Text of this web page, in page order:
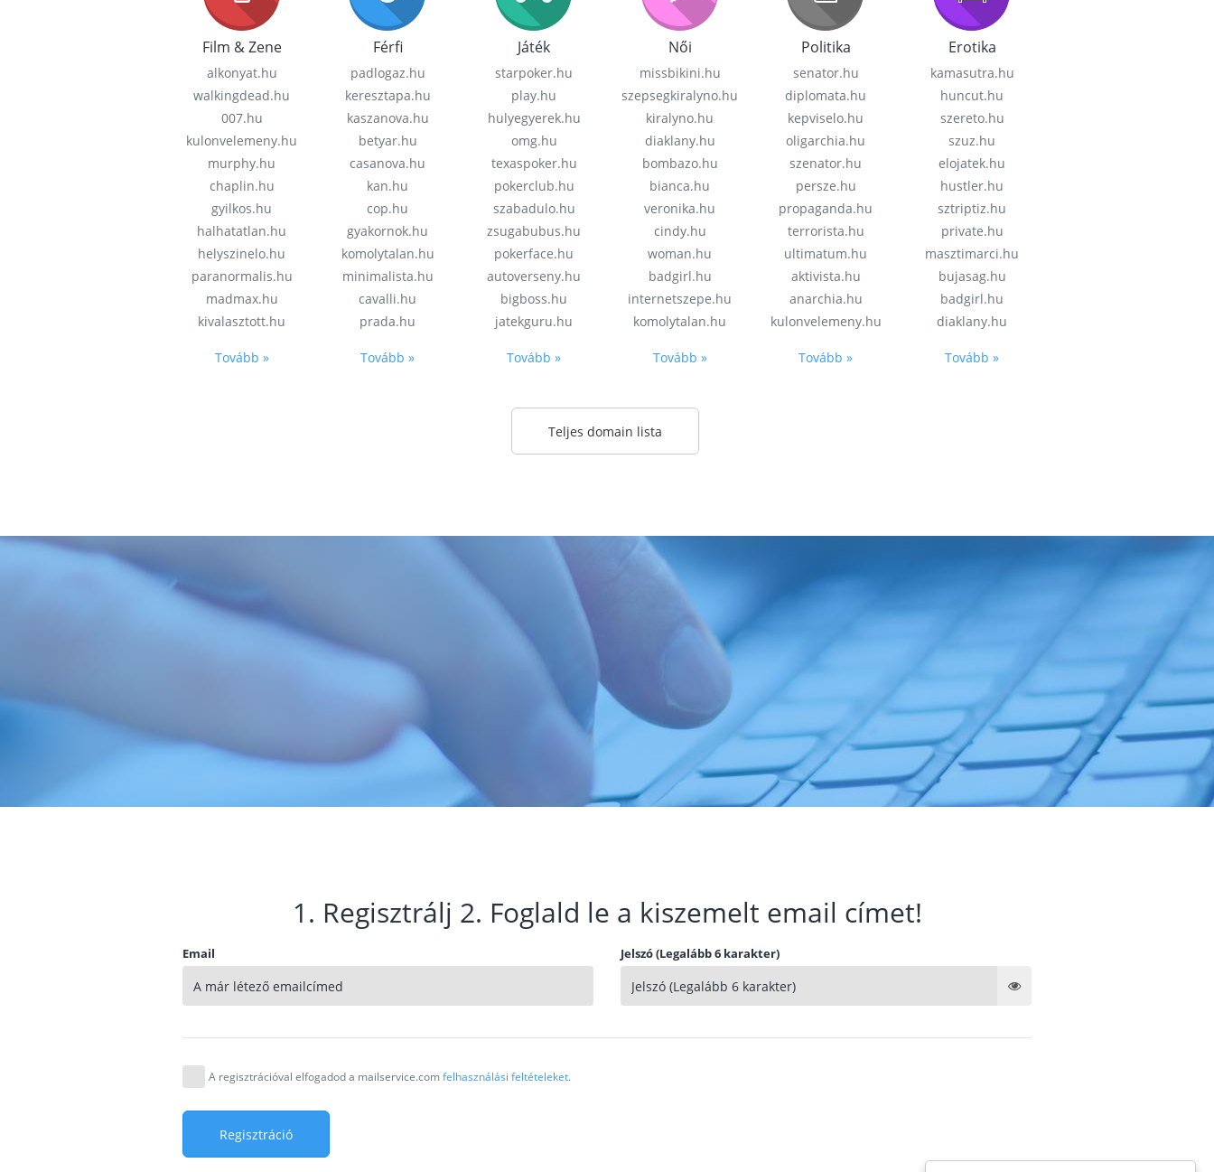
Film & Zene
alkonyat.hu
walkingdead.hu
007.hu
kulonvelemeny.hu
murphy.hu
chaplin.hu
gyilkos.hu
halhatatlan.hu
helyszinelo.hu
paranormalis.hu
madmax.hu
kivalasztott.hu
Tovább »
Férfi
padlogaz.hu
keresztapa.hu
kaszanova.hu
betyar.hu
casanova.hu
kan.hu
cop.hu
gyakornok.hu
komolytalan.hu
minimalista.hu
cavalli.hu
prada.hu
Tovább »
Játék
starpoker.hu
play.hu
hulyegyerek.hu
omg.hu
texaspoker.hu
pokerclub.hu
szabadulo.hu
zsugabubus.hu
pokerface.hu
autoverseny.hu
bigboss.hu
jatekguru.hu
Tovább »
Női
missbikini.hu
szepsegkiralyno.hu
kiralyno.hu
diaklany.hu
bombazo.hu
bianca.hu
veronika.hu
cindy.hu
woman.hu
badgirl.hu
internetszepe.hu
komolytalan.hu
Tovább »
Politika
senator.hu
diplomata.hu
kepviselo.hu
oligarchia.hu
szenator.hu
persze.hu
propaganda.hu
terrorista.hu
ultimatum.hu
aktivista.hu
anarchia.hu
kulonvelemeny.hu
Tovább »
Erotika
kamasutra.hu
huncut.hu
szereto.hu
szuz.hu
elojatek.hu
hustler.hu
sztriptiz.hu
private.hu
masztimarci.hu
bujasag.hu
badgirl.hu
diaklany.hu
Tovább »
Teljes domain lista
1. Regisztrálj 2. Foglald le a kiszemelt email címet!
Email Jelszó (Legalább 6 karakter)
A regisztrációval elfogadod a mailservice.comfelhasználási feltételeket.
Regisztráció